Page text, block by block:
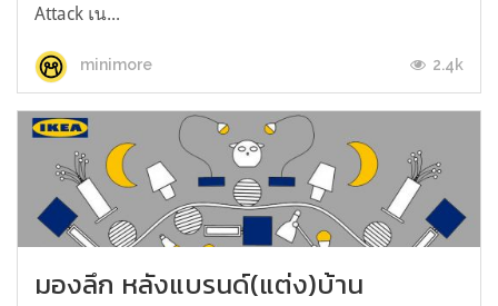
Attack เน...
minimore 2.4k
มองลึก หลังแบรนด์(แต่ง)บ้าน